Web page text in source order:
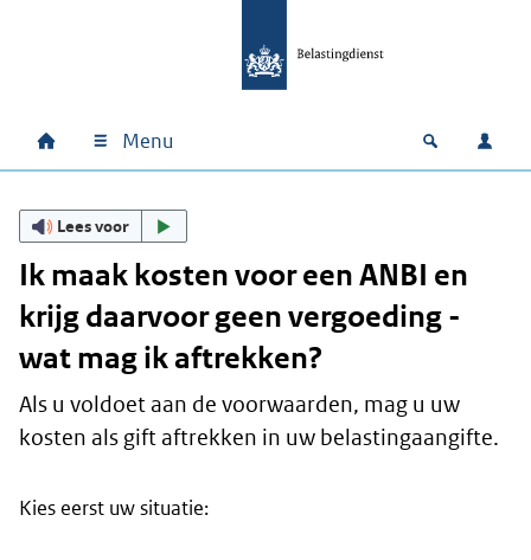
Hoofdnavigatie
Home Menu Open
Lees voor
Ik maak kosten voor een ANBI en
krijg daarvoor geen vergoeding -
wat mag ik aftrekken?
Als u voldoet aan de voorwaarden, mag u uw
kosten als gift aftrekken in uw belastingaangifte.
Kies eerst uw situatie: